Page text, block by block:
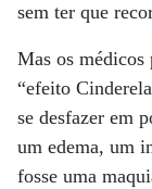
sem ter que
Mas os médicos
“efeito
se desfazer em
um edema, um
fosse uma